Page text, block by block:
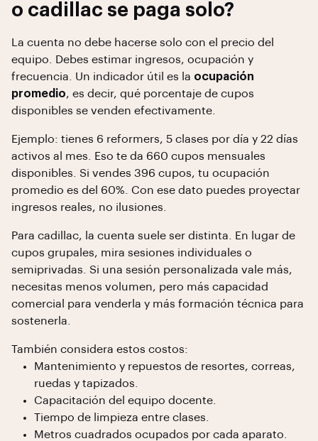
o cadillac se paga solo?
La cuenta no debe hacerse solo con el precio del
equipo. Debes estimar ingresos, ocupación y
frecuencia. Un indicador útil es la ocupación
promedio, es decir, qué porcentaje de cupos
disponibles se venden efectivamente.
Ejemplo: tienes 6 reformers, 5 clases por día y 22 días
activos al mes. Eso te da 660 cupos mensuales
disponibles. Si vendes 396 cupos, tu ocupación
promedio es del 60%. Con ese dato puedes proyectar
ingresos reales, no ilusiones.
Para cadillac, la cuenta suele ser distinta. En lugar de
cupos grupales, mira sesiones individuales o
semiprivadas. Si una sesión personalizada vale más,
necesitas menos volumen, pero más capacidad
comercial para venderla y más formación técnica para
sostenerla.
También considera estos costos:
Mantenimiento y repuestos de resortes, correas,
ruedas y tapizados.
Capacitación del equipo docente.
Tiempo de limpieza entre clases.
Metros cuadrados ocupados por cada aparato.